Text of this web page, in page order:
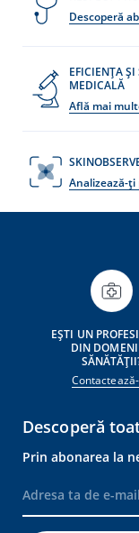
Descoperă
EFICIENȚA
MEDICALĂ
Află mai
Analizează-ți
EȘTI UN
DIN
Descoperă
Prin abonarea la